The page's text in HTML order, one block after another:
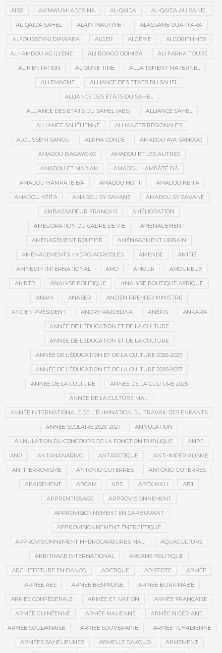
AISS AKINWUMI ADESINA AL-QAÏDA AL-QAÏDA AU SAHEL
AL-QAÏDA SAHEL ALAIN MAUFINET ALASSANE OUATTARA
ALFOUSSEYNI DIAWARA ALGER ALGÉRIE ALGORITHMES
ALHAMDOU AG ILYÈNE ALI BONGO ODIMBA ALI FARKA TOURÉ
ALIMENTATION ALIOUNE TINE ALLAITEMENT MATERNEL
ALLEMAGNE ALLIANCE DES ETATS DU SAHEL
ALLIANCE DES ÉTATS DU SAHEL
ALLIANCE DES ÉTATS DU SAHEL (AES) ALLIANCE SAHEL
ALLIANCE SAHÉLIENNE ALLIANCES RÉGIONALES
ALOUSSÉNI SANOU ALPHA CONDÉ AMADOU AYA SANOGO
AMADOU BAGAYOKO AMADOU ET LES AUTRES
AMADOU ET MARIAM AMADOU HAMPÂTÉ BÂ
AMADOU HAMPATÉ BÂ AMADOU HOTT AMADOU KEÏTA
AMADOU KÉITA AMADOU SY SAVANE AMADOU SY SAVANÉ
AMBASSADEUR FRANÇAIS AMÉLIORATION
AMÉLIORATION DU CADRE DE VIE AMÉNAGEMENT
AMÉNAGEMENT ROUTIER AMÉNAGEMENT URBAIN
AMÉNAGEMENTS HYDRO-AGRICOLES AMENDE AMITIÉ
AMNESTY INTERNATIONAL AMO AMOUR AMOUREUX
AMRTP ANALYSE POLITIQUE ANALYSE POLITIQUE AFRIQUE
ANAM ANASER ANCIEN PREMIER MINISTRE
ANCIEN PRÉSIDENT ANDRY RAJOELINA ANÉFIS ANKARA
ANNÉE DE L’ÉDUCATION ET DE LA CULTURE
ANNÉE DE L’ÉDUCATION ET DE LA CULTURE
ANNÉE DE L’ÉDUCATION ET DE LA CULTURE 2026-2027
ANNÉE DE L’ÉDUCATION ET DE LA CULTURE 2026-2027
ANNÉE DE LA CULTURE ANNÉE DE LA CULTURE 2025
ANNÉE DE LA CULTURE MALI
ANNÉE INTERNATIONALE DE L'ÉLIMINATION DU TRAVAIL DES ENFANTS
ANNÉE SCOLAIRE 2020-2021 ANNULATION
ANNULATION DU CONCOURS DE LA FONCTION PUBLIQUE ANPE
ANR ANTANANARIVO ANTARCTIQUE ANTI-IMPÉRIALISME
ANTITERRORISME ANTONIO GUTERRES ANTÓNIO GUTERRES
APAISEMENT APCAM APD APEX MALI APJ
APPRENTISSAGE APPROVISIONNEMENT
APPROVISIONNEMENT EN CARBURANT
APPROVISIONNEMENT ÉNERGÉTIQUE
APPROVISIONNEMENT HYDROCARBURES MALI AQUACULTURE
ARBITRAGE INTERNATIONAL ARCANE POLITIQUE
ARCHITECTURE EN BANCO ARCTIQUE ARISTOTE ARMÉE
ARMÉE AES ARMÉE BÉNINOISE ARMÉE BURKINABÉ
ARMÉE CONFÉDÉRALE ARMÉE ET NATION ARMÉE FRANÇAISE
ARMÉE GUINÉENNE ARMÉE MALIENNE ARMÉE NIGÉRIANE
ARMÉE SOUDANAISE ARMÉE SOUVERAINE ARMÉE TCHADIENNE
ARMÉES SAHÉLIENNES ARMELLE DAKOUO ARMEMENT